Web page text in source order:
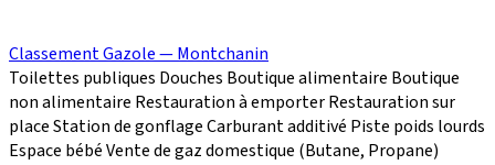
Classement Gazole — Montchanin
Toilettes publiques Douches Boutique alimentaire Boutique
non alimentaire Restauration à emporterRestauration sur
placeStation de gonflageCarburant additivé Piste poids lourds
Espace bébéVente de gaz domestique (Butane, Propane)